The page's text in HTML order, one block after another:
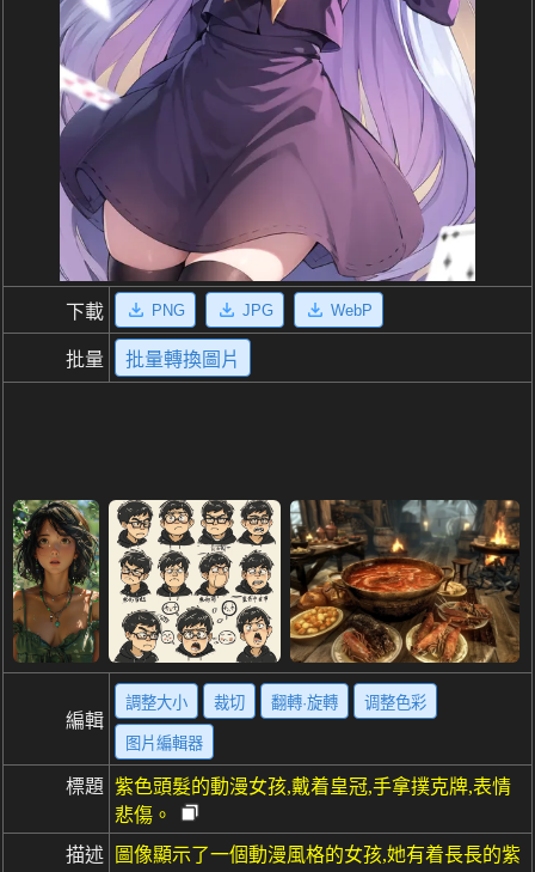
下載 PNG JPG WebP
批量 批量轉換圖片
編輯
調整大小 裁切 翻轉·旋轉 调整色彩
图片編輯器
標題 紫色頭髮的動漫女孩,戴着皇冠,手拿撲克牌,表情
悲傷。
描述
圖像顯示了一個動漫風格的女孩,她有着長長的紫